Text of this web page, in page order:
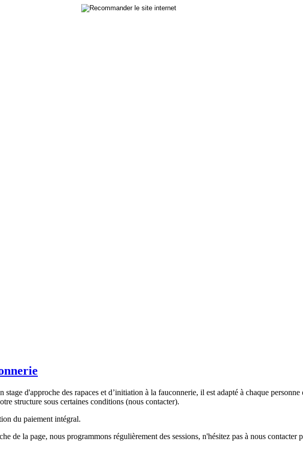
stage d'approche des rapaces et d’initiation à la fauconnerie, il est adapté à chaque personne
structure sous certaines conditions (nous contacter).
du paiement intégral.
de la page, nous programmons régulièrement des sessions, n'hésitez pas à nous